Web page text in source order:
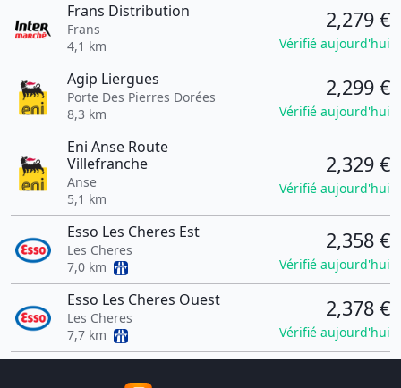
Frans Distribution
Frans
4,1 km
2,279 €
Vérifié aujourd'hui
Agip Liergues
Porte Des Pierres Dorées
8,3 km
2,299 €
Vérifié aujourd'hui
Eni Anse Route
Villefranche
Anse
5,1 km
2,329 €
Vérifié aujourd'hui
Esso Les Cheres Est
Les Cheres
7,0 km
2,358 €
Vérifié aujourd'hui
Esso Les Cheres Ouest
Les Cheres
7,7 km
2,378 €
Vérifié aujourd'hui